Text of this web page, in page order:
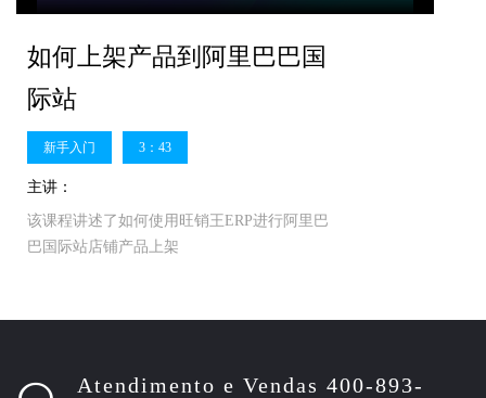
如何上架产品到阿里巴巴国
际站
新手入门 3：43
主讲：
该课程讲述了如何使用旺销王ERP进行阿里巴
巴国际站店铺产品上架
Atendimento e Vendas 400-893-